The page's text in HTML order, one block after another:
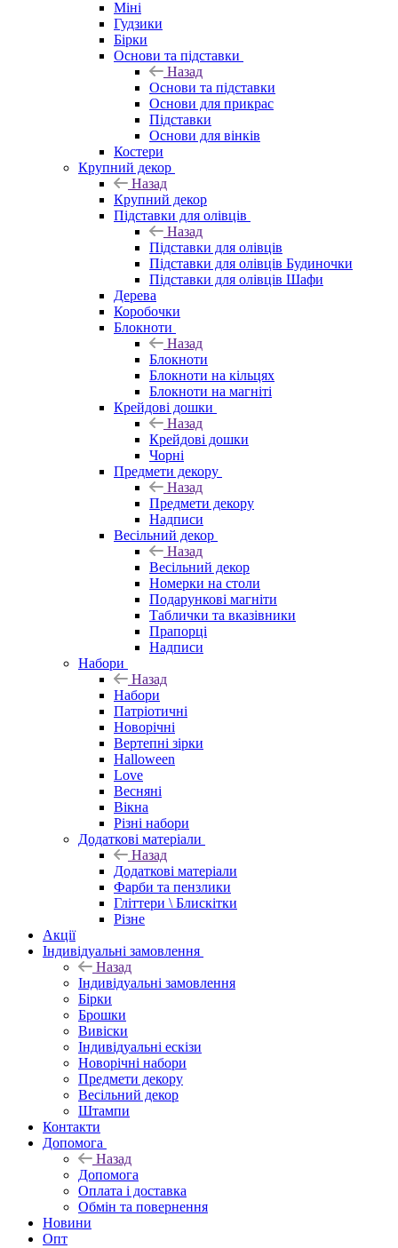
Міні
Гудзики
Бірки
Основи та підставки
Назад
Основи та підставки
Основи для прикрас
Підставки
Основи для вінків
Костери
Крупний декор
Назад
Крупний декор
Підставки для олівців
Назад
Підставки для олівців
Підставки для олівців Будиночки
Підставки для олівців Шафи
Дерева
Коробочки
Блокноти
Назад
Блокноти
Блокноти на кільцях
Блокноти на магніті
Крейдові дошки
Назад
Крейдові дошки
Чорні
Предмети декору
Назад
Предмети декору
Надписи
Весільний декор
Назад
Весільний декор
Номерки на столи
Подарункові магніти
Таблички та вказівники
Прапорці
Надписи
Набори
Назад
Набори
Патріотичні
Новорічні
Вертепні зірки
Halloween
Love
Весняні
Вікна
Різні набори
Додаткові матеріали
Назад
Додаткові матеріали
Фарби та пензлики
Гліттери \ Блискітки
Різне
Акції
Індивідуальні замовлення
Назад
Індивідуальні замовлення
Бірки
Брошки
Вивіски
Індивідуальні ескізи
Новорічні набори
Предмети декору
Весільний декор
Штампи
Контакти
Допомога
Назад
Допомога
Оплата і доставка
Обмін та повернення
Новини
Опт